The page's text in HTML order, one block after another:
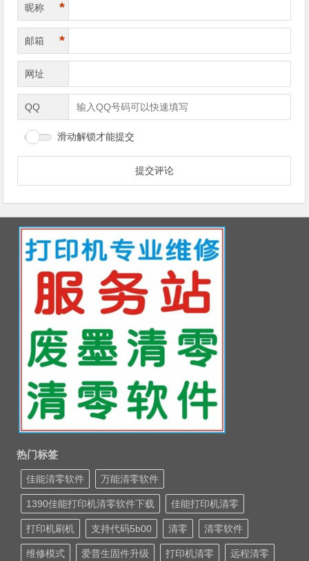
昵称 *
邮箱 *
网址
QQ
滑动解锁才能提交
热门标签
佳能清零软件 万能清零软件
1390佳能打印机清零软件下载 佳能打印机清零
打印机刷机 支持代码5b00 清零 清零软件
维修模式 爱普生固件升级 打印机清零 远程清零